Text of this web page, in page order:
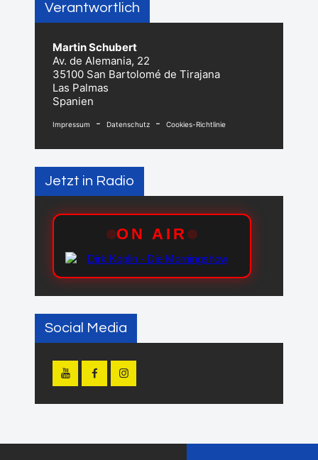
Verantwortlich
Martin Schubert
Av. de Alemania, 22
35100 San Bartolomé de Tirajana
Las Palmas
Spanien
Impressum - Datenschutz - Cookies-Richtlinie
Jetzt in Radio
Social Media